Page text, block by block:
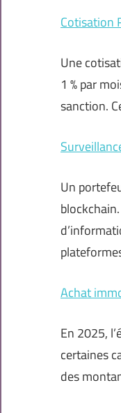
Cotisation
Une
1 % par
sanction.
Un
Achat
En 2025,
certaines
des